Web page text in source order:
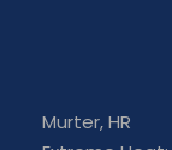
Murter, HR